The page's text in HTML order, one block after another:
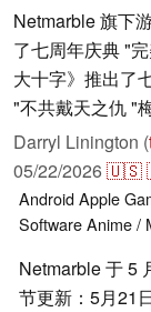
Netmarble 旗下
了七周年庆典 "
大十字》推出了
"不共戴天之仇 "
Darryl Linington (
05/22/2026🇺🇸
AndroidApple
SoftwareAnime /
Netmarble 于 5
节更新：5月21